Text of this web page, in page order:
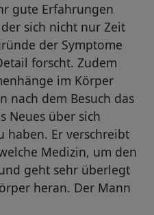
gute Erfahrungen
sich nicht nur Zeit
der Symptome
forscht. Zudem
im Körper
nach dem Besuch das
Neues über sich
haben. Er verschreibt
Medizin, um den
geht sehr überlegt
heran. Der Mann